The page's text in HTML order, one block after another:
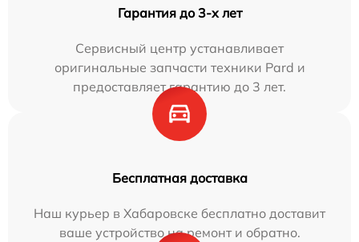
Гарантия до 3-х лет
Сервисный центр устанавливает
оригинальные запчасти техники Pard и
предоставляет гарантию до 3 лет.
Бесплатная доставка
Наш курьер в Хабаровске бесплатно доставит
ваше устройство на ремонт и обратно.